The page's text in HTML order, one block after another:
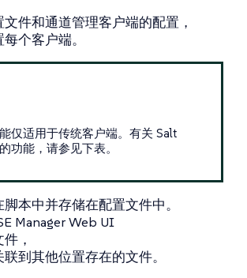
件和通道管理客户端的配置，
个客户端。
仅适用于传统客户端。有关 Salt
功能，请参见下表。
本中并存储在配置文件中。
Manager Web UI
，
到其他位置存在的文件。